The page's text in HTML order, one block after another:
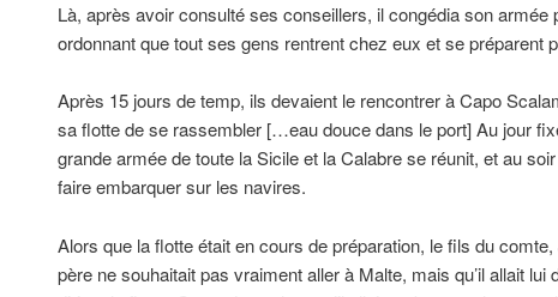
Là, après avoir consulté ses conseillers, il congédia son armée
ordonnant que tout ses gens rentrent chez eux et se préparent
Après 15 jours de temp, ils devaient le rencontrer à Capo
sa flotte de se rassembler […eau douce dans le port] Au jour
grande armée de toute la Sicile et la Calabre se réunit, et au
faire embarquer sur les navires.
Alors que la flotte était en cours de préparation, le fils du
père ne souhaitait pas vraiment aller à Malte, mais qu’il allait lui